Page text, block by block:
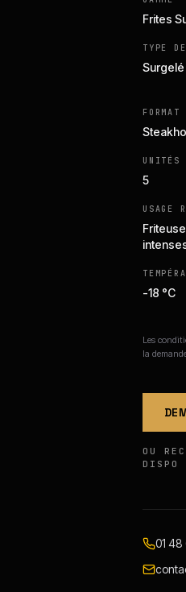
Frites
TYPE
Surgelé
FORMAT
UNITÉS
5
USAGE
-18 °C
Les
la
OU
DISPO
01 48